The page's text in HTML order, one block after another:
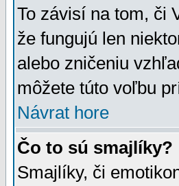
To závisí na tom, či
že fungujú len
alebo zničeniu
môžete túto voľbu
Návrat hore
Čo to sú smajlíky?
Smajlíky, či